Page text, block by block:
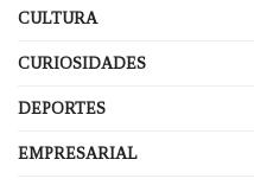
CULTURA
CURIOSIDADES
DEPORTES
EMPRESARIAL